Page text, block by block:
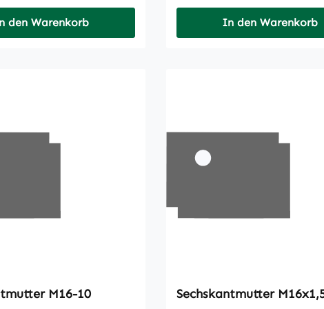
den Warenkorb In den Warenkorb
Sechskantmutter M16-10 Sechskantmutter